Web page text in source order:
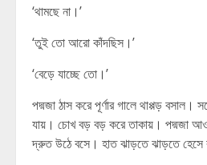
‘থামছে না।’
‘তুই তো আরো কাঁদছিস।’
‘বেড়ে যাচ্ছে তো।’
পদ্মজা ঠাস করে পূর্ণার গালে থাপ্পড় বসাল।
যায়। চোখ বড় বড় করে তাকায়। পদ্মজা
দ্রুত উঠে বসে। হাত ঝাড়তে ঝাড়তে হেসে